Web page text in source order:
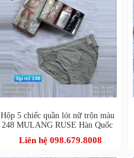
Hộp 5 chiếc quần lót nữ trộn màu
248 MULANG RUSE Hàn Quốc
Liên hệ 098.679.8008